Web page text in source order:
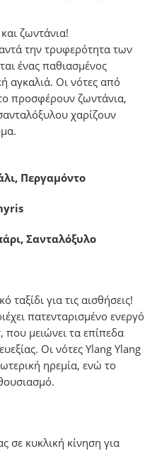
ζωντάνια!
την τρυφερότητα των
ένας παθιασμένος
αγκαλιά. Οι νότες από
προσφέρουν ζωντάνια,
χαρίζουν
Περγαμόντο
Σανταλόξυλο
για τις αισθήσεις!
πατενταρισμένο ενεργό
μειώνει τα επίπεδα
Οι νότες Ylang Ylang
ηρεμία, ενώ το
σε κυκλική κίνηση για